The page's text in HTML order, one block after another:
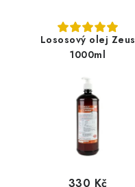
Lososový olej Zeus
1000ml
330 Kč